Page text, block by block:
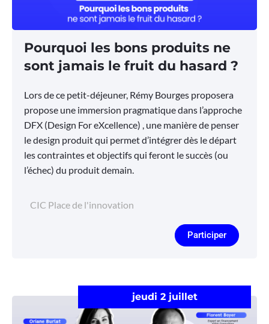
Pourquoi les bons produits ne
sont jamais le fruit du hasard ?
Lors de ce petit-déjeuner, Rémy Bourges proposera
propose une immersion pragmatique dans l’approche
DFX (Design For eXcellence) , une manière de penser
le design produit qui permet d’intégrer dès le départ
les contraintes et objectifs qui feront le succès (ou
l’échec) du produit demain.
CIC Place de l'innovation
Participer
jeudi 2 juillet